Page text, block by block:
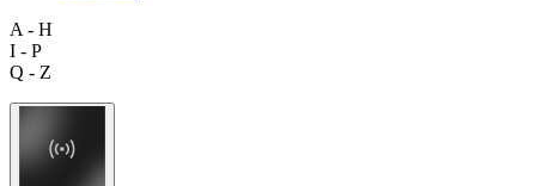
A - H
I - P
Q - Z